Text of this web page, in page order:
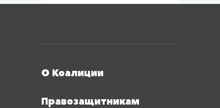
О Коалиции
Правозащитникам